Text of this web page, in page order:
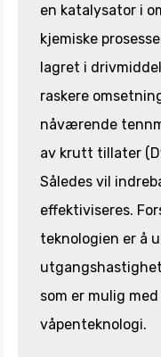
en katalysator i
kjemiske
lagret i
raskere
nåværende
av krutt tillater
Således vil
effektiviseres.
teknologien er å
som er mulig
våpenteknologi.